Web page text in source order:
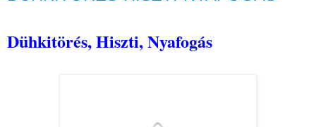
Dühkitörés, Hiszti, Nyafogás